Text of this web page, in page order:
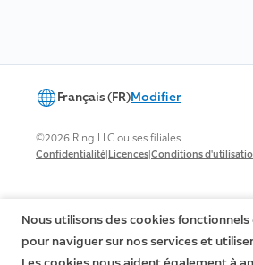
Français (FR)Modifier
©2026 Ring LLC ou ses filiales
Confidentialité|Licences|Conditions
Nous utilisons des cookies
pour naviguer sur nos services et